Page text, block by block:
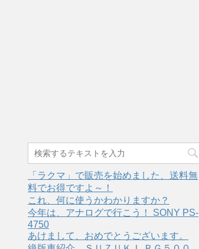
「ラクマ」で販売を始めました、送料無
料でお得ですよ～！
これ、何に使うかわかりますか？
今年は、アナログで行こう！ SONY PS-
4750
あけまして、おめでとうございます。